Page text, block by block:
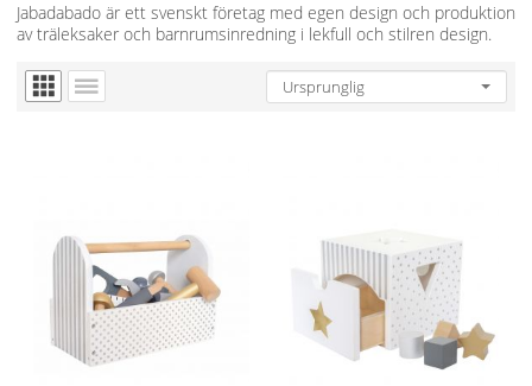
Jabadabado är ett svenskt företag med egen design och produktion
av träleksaker och barnrumsinredning i lekfull och stilren design.